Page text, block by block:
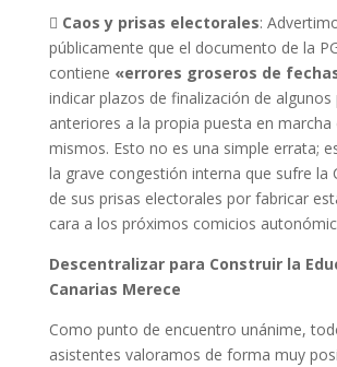
 Caos y prisas electorales:
públicamente que el documento de la
contiene «errores groseros de
indicar plazos de finalización de algunos
anteriores a la propia puesta en marcha
mismos. Esto no es una simple errata;
la grave congestión interna que sufre la
de sus prisas electorales por fabricar
cara a los próximos comicios
Descentralizar para Construir la
Canarias Merece
Como punto de encuentro unánime,
asistentes valoramos de forma muy